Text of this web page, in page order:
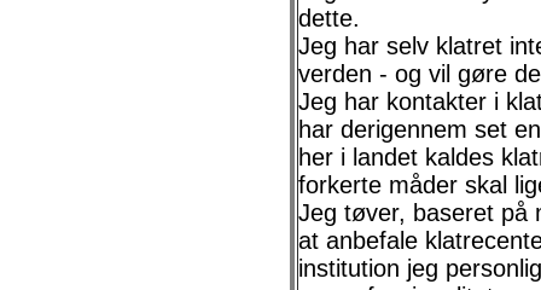
dette.
Jeg har selv klatret
verden - og vil gøre
Jeg har kontakter i
har derigennem set
her i landet kaldes
forkerte måder skal
Jeg tøver, baseret på
at anbefale
institution jeg